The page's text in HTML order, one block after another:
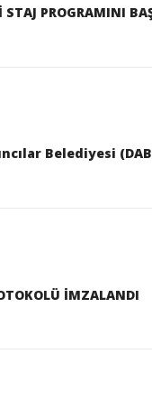
PROGRAMINI
Belediyesi
İMZALANDI